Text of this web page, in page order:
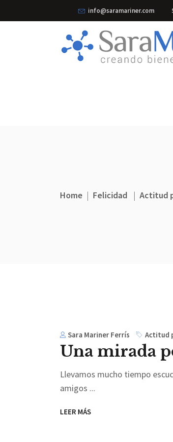
info@saramariner.com
Home | Felicidad | Actitud
Sara Mariner Ferrís Actitud
Una mirada
Llevamos mucho tiempo
amigos
LEER MÁS